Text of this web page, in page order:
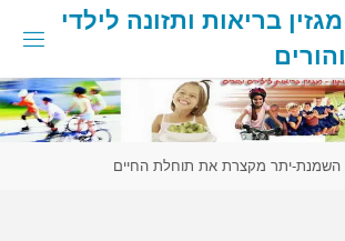
מגזין בריאות ותזונה לילדי
והורים
השמנת-יתר מקצרת את תוחלת החיים